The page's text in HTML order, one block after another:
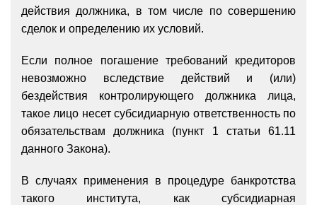
действия должника, в том числе по совершению
сделок и определению их условий.
Если полное погашение требований кредиторов
невозможно вследствие действий и (или)
бездействия контролирующего должника лица,
такое лицо несет субсидиарную ответственность по
обязательствам должника (пункт 1 статьи 61.11
данного Закона).
В случаях применения в процедуре банкротства
такого института, как субсидиарная